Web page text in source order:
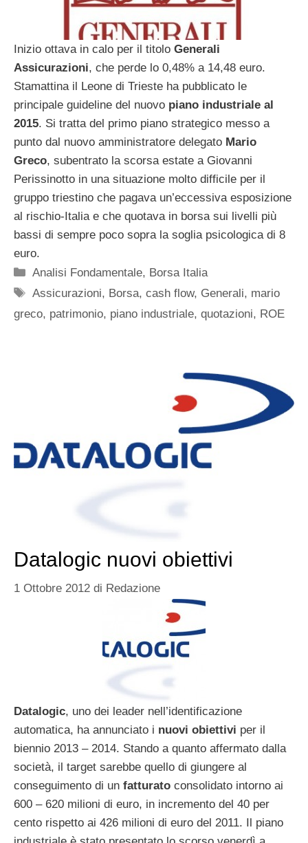
Inizio ottava in calo per il titolo Generali
Assicurazioni, che perde lo 0,48% a 14,48 euro.
Stamattina il Leone di Trieste ha pubblicato le
principale guideline del nuovo piano industriale al
2015. Si tratta del primo piano strategico messo a
punto dal nuovo amministratore delegato Mario
Greco, subentrato la scorsa estate a Giovanni
Perissinotto in una situazione molto difficile per il
gruppo triestino che pagava un’eccessiva esposizione
al rischio-Italia e che quotava in borsa sui livelli più
bassi di sempre poco sopra la soglia psicologica di 8
euro.
Categorie
Analisi Fondamentale, Borsa Italia
Tag
Assicurazioni, Borsa,cash flow, Generali, mario
greco, patrimonio, piano industriale, quotazioni, ROE
Datalogic nuovi obiettivi
1 Ottobre 2012 di Redazione
Datalogic, uno dei leader nell’identificazione
automatica, ha annunciato i nuovi obiettivi per il
biennio 2013 – 2014. Stando a quanto affermato dalla
società, il target sarebbe quello di giungere al
conseguimento di un fatturato consolidato intorno ai
600 – 620 milioni di euro, in incremento del 40 per
cento rispetto ai 426 milioni di euro del 2011. Il piano